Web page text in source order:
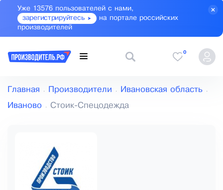
Уже 13576 пользователей с нами,
зарегистрируйтесь
на портале российских
производителей
0
Главная Производители Ивановская область
Иваново Стоик-Спецодежда